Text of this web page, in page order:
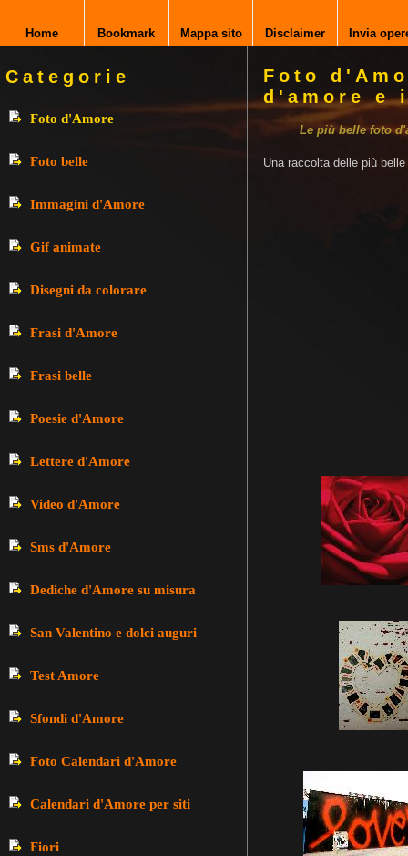
Home Bookmark Mappa sito Disclaimer Invia
Categorie
Foto d'Amore
Foto belle
Immagini d'Amore
Gif animate
Disegni da colorare
Frasi d'Amore
Frasi belle
Poesie d'Amore
Lettere d'Amore
Video d'Amore
Sms d'Amore
Dediche d'Amore su misura
San Valentino e dolci auguri
Test Amore
Sfondi d'Amore
Foto Calendari d'Amore
Calendari d'Amore per siti
Fiori
Foto
d'amore e
Le più belle foto
Una raccolta delle più